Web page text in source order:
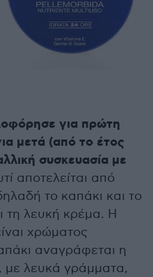
για πρώτη
μετά (από το έτος
συσκευασία με
αποτελείται από
το καπάκι και το
τη λευκή κρέμα. Η
χρώματος
αναγράφεται η
με λευκά γράμματα,